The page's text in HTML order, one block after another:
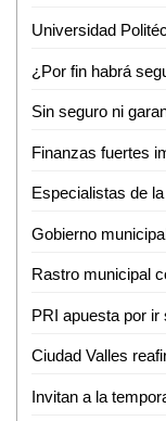
Finanzas fuertes
PRI apuesta por ir